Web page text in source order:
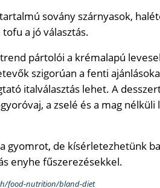
sovány szárnyasok,
a jó választás.
pártolói a krémalapú
szigorúan a fenti
italválasztás lehet. A
a zselé és a mag
gyomrot, de kísérletezhetünk
enyhe fűszerezésekkel.
food-nutrition/bland-diet